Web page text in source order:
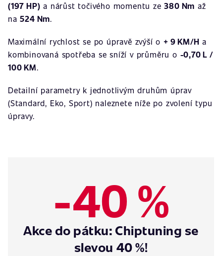
(197 HP) a nárůst točivého momentu ze380 Nm až
na524 Nm.
Maximální rychlost se po úpravě zvýší o + 9 KM/H a
kombinovaná spotřeba se sníží v průměru o -0,70 L /
100 KM.
Detailní parametry k jednotlivým druhům úprav
(Standard, Eko, Sport) naleznete níže po zvolení typu
úpravy.
-40 %
Akce do pátku: Chiptuning se
slevou 40 %!